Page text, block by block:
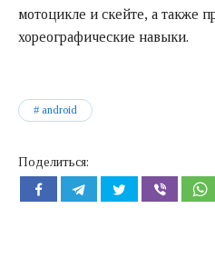
мотоцикле и скейте, а также
хореографические навыки.
android
Поделиться: